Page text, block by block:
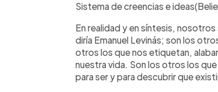
Sistema de creencias e
En realidad y en síntesis,
diría Emanuel Levinás; son los
otros los que nos etiquetan,
nuestra vida. Son los otros los
para ser y para descubrir que